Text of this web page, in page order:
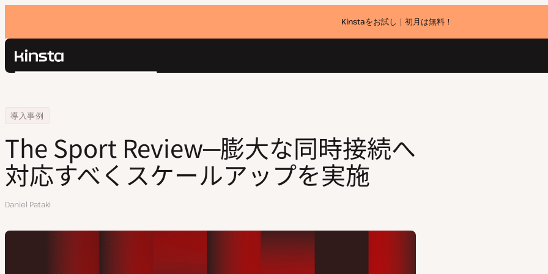
Kinstaをお試し｜初月は無料！
Kinsta®
価格設定
お問い合わせ
検
Home
会社
導入事例
The Sport Review─膨大な同時接続へ対応すべくスケールアップを実施
The Sport Review─膨大な同時接続へ
対応すべくスケールアップを実施
執
Daniel Pataki